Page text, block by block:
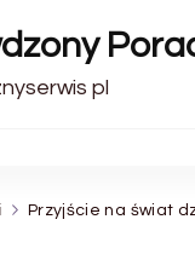
pl
Przyjście na świat